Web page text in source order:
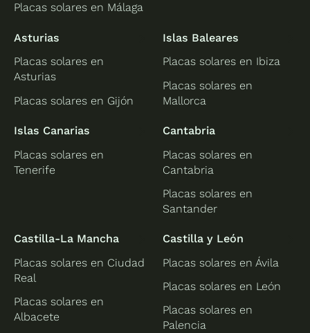
Placas solares en Málaga
Asturias
Placas solares en
Asturias
Placas solares en Gijón
Islas Baleares
Placas solares en Ibiza
Placas solares en
Mallorca
Islas Canarias
Placas solares en
Tenerife
Cantabria
Placas solares en
Cantabria
Placas solares en
Santander
Castilla-La Mancha
Placas solares en Ciudad
Real
Placas solares en
Albacete
Castilla y León
Placas solares en Ávila
Placas solares en León
Placas solares en
Palencia